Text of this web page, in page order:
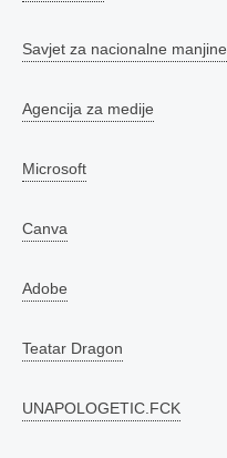
Savjet za nacionalne manjine
Agencija za medije
Microsoft
Canva
Adobe
Teatar Dragon
UNAPOLOGETIC.FCK